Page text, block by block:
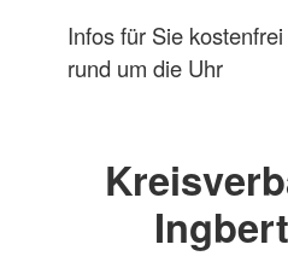
Infos für Sie kostenfrei
rund um die Uhr